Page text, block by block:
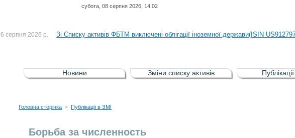
субота, 08 серпня 2026, 14:02
До Списку активів регульованого фондового ринку (РФР) включена
6 серпня 2026 р. Зі Списку активів ФБТМ виключені облігації іноземної держави(ISIN
5 серпня 2026 р. Зі списку активів РФР виключені Облігація внутрішніх державних позик
4 серпня 2026 р. До Списку активів регульованого фондового ринку (РФР) включена
Новини Зміни списку активів
Головна сторінка > Публікації в ЗМІ
Борьба за численность